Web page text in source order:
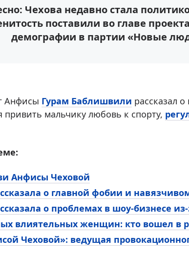
Чехова недавно стала
поставили во главе
демографии в партии «Новые
Анфисы Гурам Баблишвили рассказал
привить мальчику любовь к спорту,
Анфисы Чеховой
о главной фобии и
о проблемах в шоу-бизнесе
влиятельных женщин: кто вошел в
Чеховой»: ведущая